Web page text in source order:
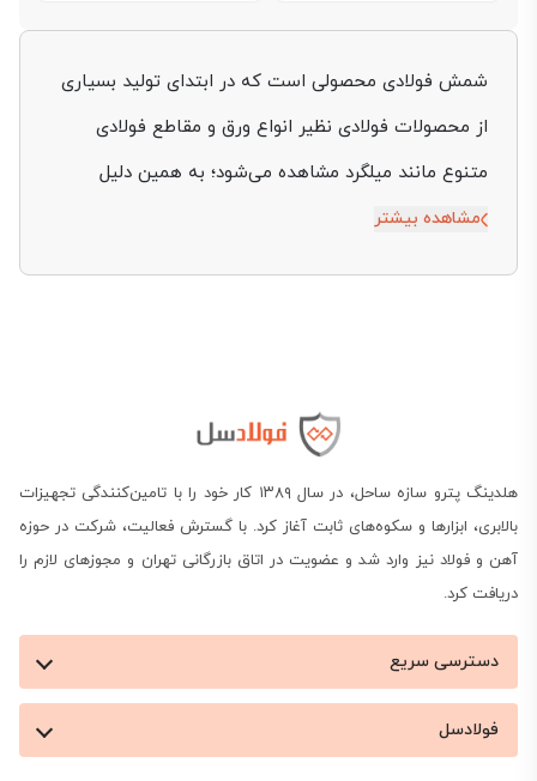
شمش فولادی محصولی است که در ابتدای تولید بسیاری
از محصولات فولادی نظیر انواع ورق و مقاطع فولادی
متنوع مانند میلگرد مشاهده می‌شود؛ به همین دلیل
قیمت شمش اهنی می تواند بر
سپس این شمش‌ها برای تولید محصولات دیگر به کارخانه
ارسال می‌شوند.
این گستردگی و تنوع کاربری، اهمیت شناخت این فراورده
فولادی را بیشتر می‌کند. اطلاع از قیمت شمش آهن امروز،
عوامل موثر بر قیمت آن، ویژگی‌ها و استانداردهای تولید
آن و آشنایی با کارخانجات تولید کننده این محصول و
نکات خرید آن به شما در انتخاب و خرید شمش فولادی
مشاهده بیشتر
هلدینگ پترو سازه ساحل، در سال ۱۳۸۹ کار خود را با تامین‌کنندگی تجهیزات
بالابری، ابزارها و سکوه‌های ثابت آغاز کرد. با گسترش فعالیت، شرکت در حوزه
آهن و فولاد نیز وارد شد و عضویت در اتاق بازرگانی تهران و مجوزهای لازم را
دریافت کرد.
دسترسی سریع
فولادسل